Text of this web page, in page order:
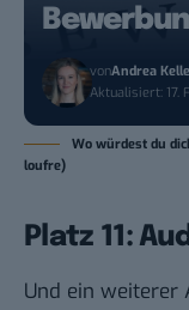
vonAndrea
Aktualisiert: 17.
Wo würdest du
loufre)
Platz 11:
Und ein